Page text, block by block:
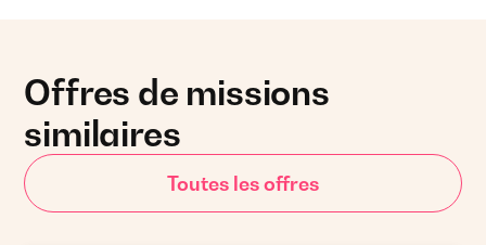
Offres de missions
similaires
Toutes les offres